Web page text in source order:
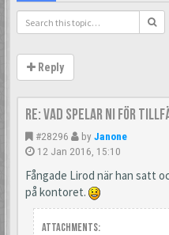
Reply
Re: Vad spelar ni för
#28296 by Janone
12 Jan 2016, 15:10
Fångade Lirod när han satt
på kontoret.
Attachments: